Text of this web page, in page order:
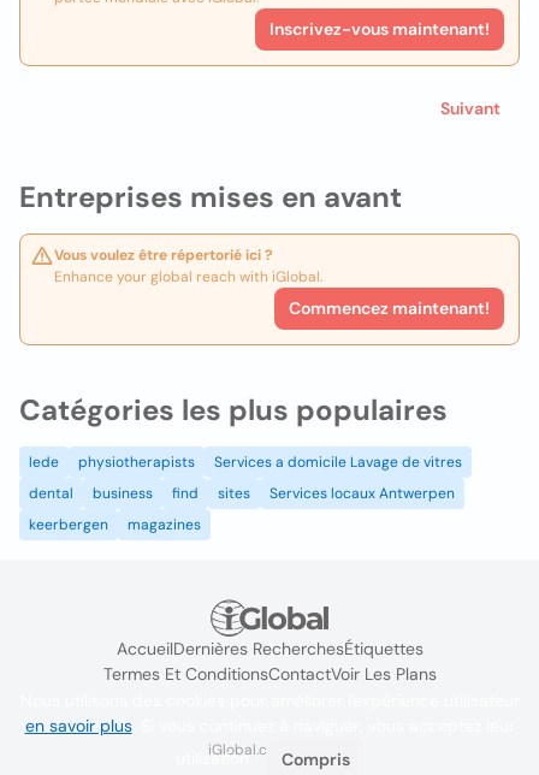
Entreprises mises en avant
Vous voulez être répertorié ici ?
Enhance your global reach with iGlobal.
Commencez maintenant!
Inscrivez-vous maintenant!
Suivant
Catégories les plus populaires
lede physiotherapists
Services a domicile Lavage de vitres
dental
business find sites
Services locaux Antwerpen
keerbergen
magazines
AccueilDernières RecherchesÉtiquettes
Termes Et ConditionsContactVoir Les Plans
iGlobal.co @ 2024
en savoir plus. Si vous continuez à naviguer, vous acceptez leur
utilisation.
Compris